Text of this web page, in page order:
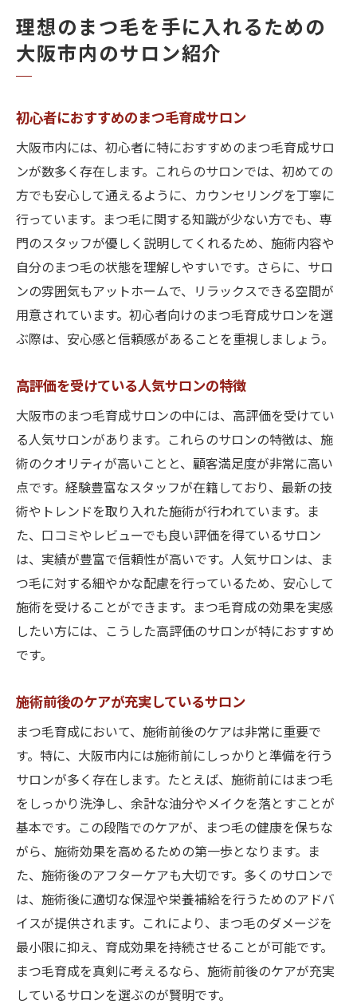
理想のまつ毛を手に入れるための
大阪市内のサロン紹介
初心者におすすめのまつ毛育成サロン
大阪市内には、初心者に特におすすめのまつ毛育成サロ
ンが数多く存在します。これらのサロンでは、初めての
方でも安心して通えるように、カウンセリングを丁寧に
行っています。まつ毛に関する知識が少ない方でも、専
門のスタッフが優しく説明してくれるため、施術内容や
自分のまつ毛の状態を理解しやすいです。さらに、サロ
ンの雰囲気もアットホームで、リラックスできる空間が
用意されています。初心者向けのまつ毛育成サロンを選
ぶ際は、安心感と信頼感があることを重視しましょう。
高評価を受けている人気サロンの特徴
大阪市のまつ毛育成サロンの中には、高評価を受けてい
る人気サロンがあります。これらのサロンの特徴は、施
術のクオリティが高いことと、顧客満足度が非常に高い
点です。経験豊富なスタッフが在籍しており、最新の技
術やトレンドを取り入れた施術が行われています。ま
た、口コミやレビューでも良い評価を得ているサロン
は、実績が豊富で信頼性が高いです。人気サロンは、ま
つ毛に対する細やかな配慮を行っているため、安心して
施術を受けることができます。まつ毛育成の効果を実感
したい方には、こうした高評価のサロンが特におすすめ
です。
施術前後のケアが充実しているサロン
まつ毛育成において、施術前後のケアは非常に重要で
す。特に、大阪市内には施術前にしっかりと準備を行う
サロンが多く存在します。たとえば、施術前にはまつ毛
をしっかり洗浄し、余計な油分やメイクを落とすことが
基本です。この段階でのケアが、まつ毛の健康を保ちな
がら、施術効果を高めるための第一歩となります。ま
た、施術後のアフターケアも大切です。多くのサロンで
は、施術後に適切な保湿や栄養補給を行うためのアドバ
イスが提供されます。これにより、まつ毛のダメージを
最小限に抑え、育成効果を持続させることが可能です。
まつ毛育成を真剣に考えるなら、施術前後のケアが充実
しているサロンを選ぶのが賢明です。